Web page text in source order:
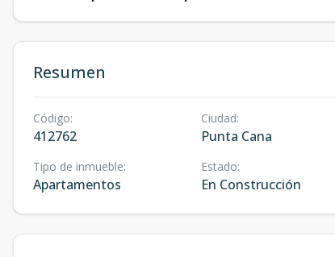
Resumen
Código:
412762
Ciudad:
Punta Cana
Tipo de inmueble:
Apartamentos
Estado:
En Construcción